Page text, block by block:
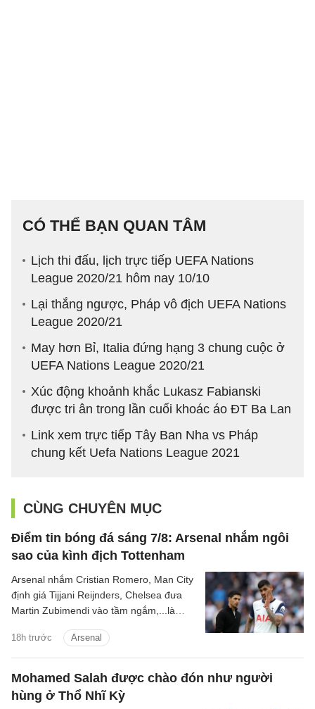
CÓ THỂ BẠN QUAN TÂM
Lịch thi đấu, lịch trực tiếp UEFA Nations
League 2020/21 hôm nay 10/10
Lại thắng ngược, Pháp vô địch UEFA Nations
League 2020/21
May hơn Bỉ, Italia đứng hạng 3 chung cuộc ở
UEFA Nations League 2020/21
Xúc động khoảnh khắc Lukasz Fabianski
được tri ân trong lần cuối khoác áo ĐT Ba Lan
Link xem trực tiếp Tây Ban Nha vs Pháp
chung kết Uefa Nations League 2021
CÙNG CHUYÊN MỤC
Điểm tin bóng đá sáng 7/8: Arsenal nhắm ngôi
sao của kình địch Tottenham
18h trước Arsenal
Arsenal nhắm Cristian Romero, Man City
định giá Tijjani Reijnders, Chelsea đưa
Martin Zubimendi vào tầm ngắm,...là
tin bóng đá sáng 31/7.
Mohamed Salah được chào đón như người
hùng ở Thổ Nhĩ Kỳ